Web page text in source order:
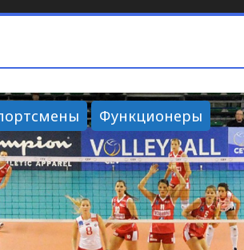
Функционеры